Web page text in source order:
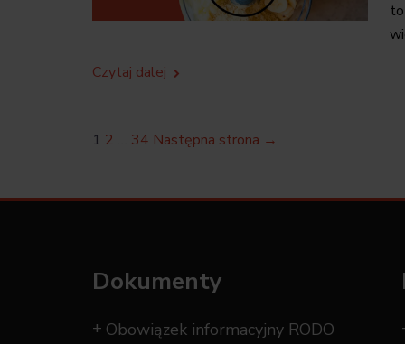
Czytaj dalej
1 2 … 34 Następna strona →
Dokumenty
Obowiązek informacyjny RODO